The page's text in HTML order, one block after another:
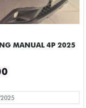
MANUAL 4P 2025